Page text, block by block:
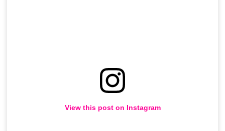
View this post on Instagram